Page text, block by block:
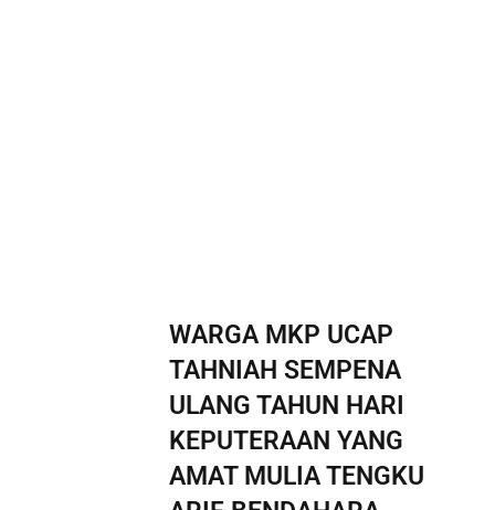
WARGA MKP UCAP
TAHNIAH SEMPENA
ULANG TAHUN HARI
KEPUTERAAN YANG
AMAT MULIA TENGKU